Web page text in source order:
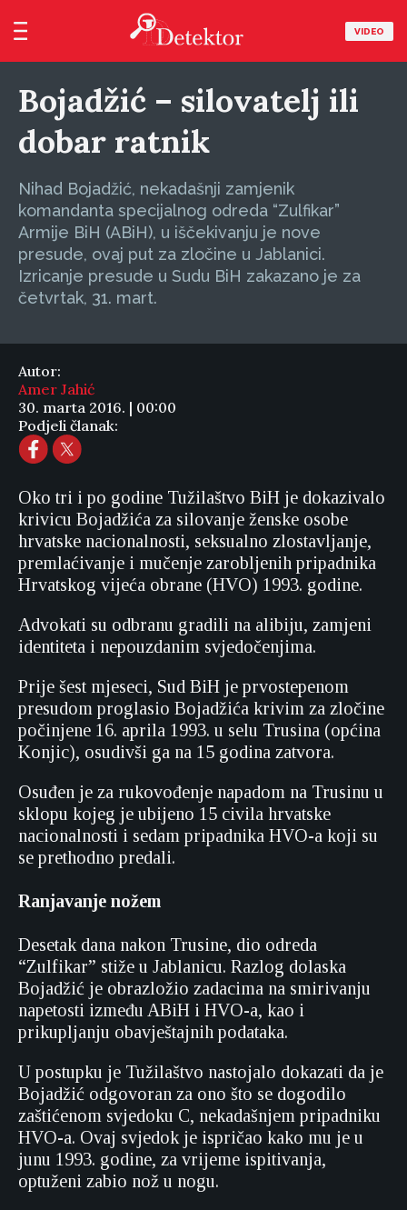
VIDEO
Bojadžić – silovatelj ili
dobar ratnik
Nihad Bojadžić, nekadašnji zamjenik
komandanta specijalnog odreda “Zulfikar”
Armije BiH (ABiH), u iščekivanju je nove
presude, ovaj put za zločine u Jablanici.
Izricanje presude u Sudu BiH zakazano je za
četvrtak, 31. mart.
Autor:
Amer Jahić
30. marta 2016. | 00:00
Podjeli članak:
Oko tri i po godine Tužilaštvo BiH je dokazivalo
krivicu Bojadžića za silovanje ženske osobe
hrvatske nacionalnosti, seksualno zlostavljanje,
premlaćivanje i mučenje zarobljenih pripadnika
Hrvatskog vijeća obrane (HVO) 1993. godine.
Advokati su odbranu gradili na alibiju, zamjeni
identiteta i nepouzdanim svjedočenjima.
Prije šest mjeseci, Sud BiH je prvostepenom
presudom proglasio Bojadžića krivim za zločine
počinjene 16. aprila 1993. u selu Trusina (općina
Konjic), osudivši ga na 15 godina zatvora.
Osuđen je za rukovođenje napadom na Trusinu u
sklopu kojeg je ubijeno 15 civila hrvatske
nacionalnosti i sedam pripadnika HVO-a koji su
se prethodno predali.
Ranjavanje nožem
Desetak dana nakon Trusine, dio odreda
“Zulfikar” stiže u Jablanicu. Razlog dolaska
Bojadžić je obrazložio zadacima na smirivanju
napetosti između ABiH i HVO-a, kao i
prikupljanju obavještajnih podataka.
U postupku je Tužilaštvo nastojalo dokazati da je
Bojadžić odgovoran za ono što se dogodilo
zaštićenom svjedoku C, nekadašnjem pripadniku
HVO-a. Ovaj svjedok je ispričao kako mu je u
junu 1993. godine, za vrijeme ispitivanja,
optuženi zabio nož u nogu.